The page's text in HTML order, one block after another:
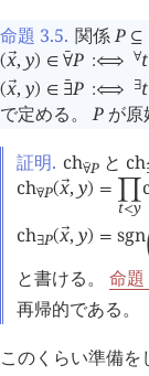
命題 3.5. 関係P ⊆
(󰕷
x, y) ∈ 󰔄
∀P :⟺ ∀t
(󰕷
x, y) ∈ 󰔄
∃P :⟺ ∃t
で定める。P が原
証明. ch󰔄
∀P と ch
ch󰔄
∀P(󰕷
x, y) =
t<y
ch󰔄
∃P(󰕷
x, y) = sgn󰀽
と書ける。 命題
再帰的である。
このくらい準備